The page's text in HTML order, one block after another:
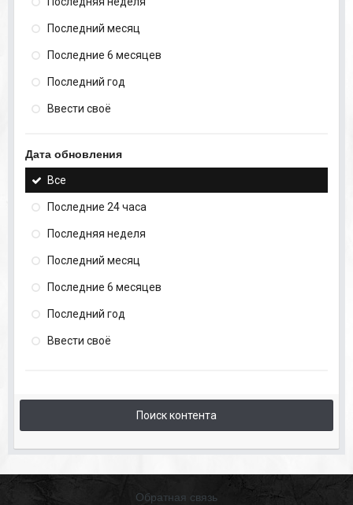
Последний месяц
Последние 6 месяцев
Последний год
Ввести своё
Дата обновления
Все
Последние 24 часа
Последняя неделя
Последний месяц
Последние 6 месяцев
Последний год
Ввести своё
Поиск контента
Обратная связь